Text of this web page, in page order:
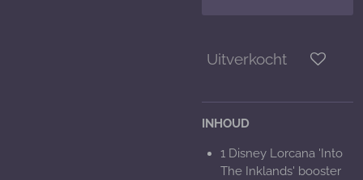
Uitverkocht
INHOUD
1 Disney Lorcana 'Into
The Inklands' booster